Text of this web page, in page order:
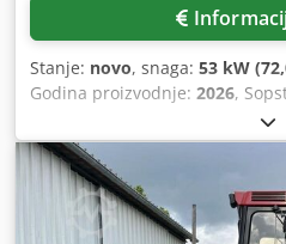
Stanje: novo, snaga: 53 kW
Godina proizvodnje: 2026,
više informacija, obratite se
KEY-TEC. Cjdpfx Aszrrw Aontjha